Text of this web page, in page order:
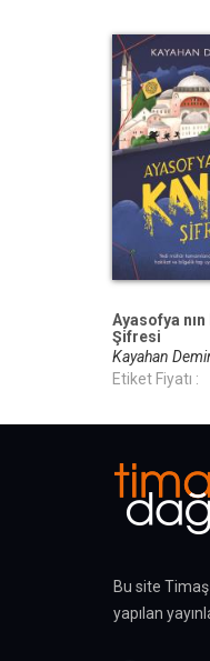
Ayasofya nın
Şifresi
Kayahan
Etiket Fiyatı :
Bu site Timaş
yapılan